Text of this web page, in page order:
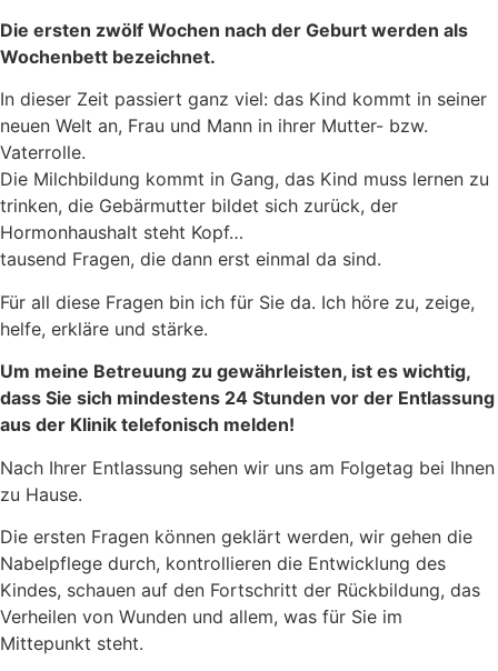
Die ersten zwölf Wochen nach der Geburt werden als
Wochenbett bezeichnet.
In dieser Zeit passiert ganz viel: das Kind kommt in seiner
neuen Welt an, Frau und Mann in ihrer Mutter- bzw.
Vaterrolle.
Die Milchbildung kommt in Gang, das Kind muss lernen zu
trinken, die Gebärmutter bildet sich zurück, der
Hormonhaushalt steht Kopf…
tausend Fragen, die dann erst einmal da sind.
Für all diese Fragen bin ich für Sie da. Ich höre zu, zeige,
helfe, erkläre und stärke.
Um meine Betreuung zu gewährleisten, ist es wichtig,
dass Sie sich mindestens 24 Stunden vor der Entlassung
aus der Klinik telefonisch melden!
Nach Ihrer Entlassung sehen wir uns am Folgetag bei Ihnen
zu Hause.
Die ersten Fragen können geklärt werden, wir gehen die
Nabelpflege durch, kontrollieren die Entwicklung des
Kindes, schauen auf den Fortschritt der Rückbildung, das
Verheilen von Wunden und allem, was für Sie im
Mittepunkt steht.